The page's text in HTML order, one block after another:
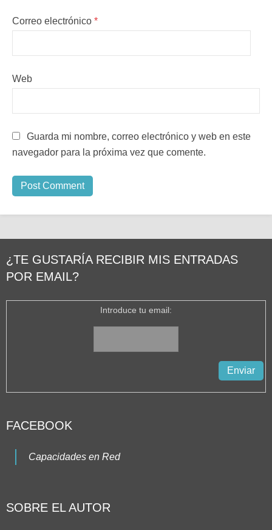
Correo electrónico *
Web
Guarda mi nombre, correo electrónico y web en este
navegador para la próxima vez que comente.
¿TE GUSTARÍA RECIBIR MIS ENTRADAS
POR EMAIL?
Introduce tu email:
FACEBOOK
Capacidades en Red
SOBRE EL AUTOR